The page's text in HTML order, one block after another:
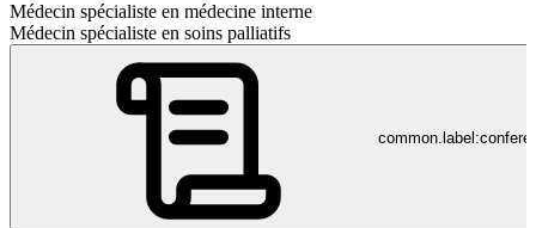
Médecin spécialiste en médecine interne
Médecin spécialiste en soins palliatifs